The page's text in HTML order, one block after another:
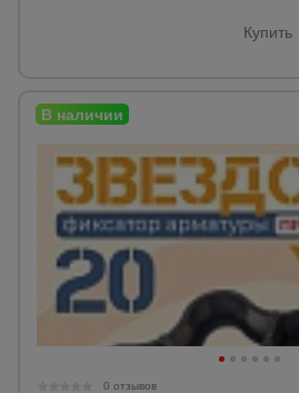
Купить
0 отзывов